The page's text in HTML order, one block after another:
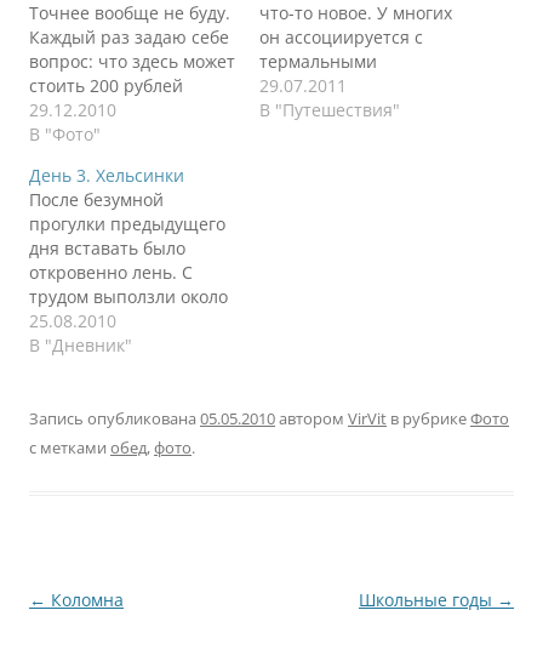
Точнее вообще не буду.
Каждый раз задаю себе
вопрос: что здесь может
стоить 200 рублей
ровно?
29.12.2010
В "Фото"
что-то новое. У многих
он ассоциируется с
термальными
источниками и
русскими. И того и еще
29.07.2011
В "Путешествия"
День 3. Хельсинки
После безумной
прогулки предыдущего
дня вставать было
откровенно лень. С
трудом выползли около
11 дня в город. Сегодня
по плану был открытый
расположен на одном
из островов Хельсинки.
Поплутав…
25.08.2010
В "Дневник"
Запись опубликована 05.05.2010автором VirVit в рубрикеФото
с метками обед,фото.
Навигация
← Коломна Школьные годы →